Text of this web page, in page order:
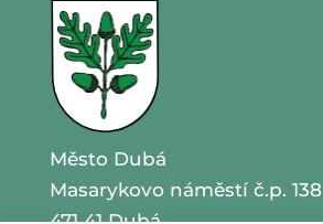
Město Dubá
Masarykovo náměstí č.p. 138